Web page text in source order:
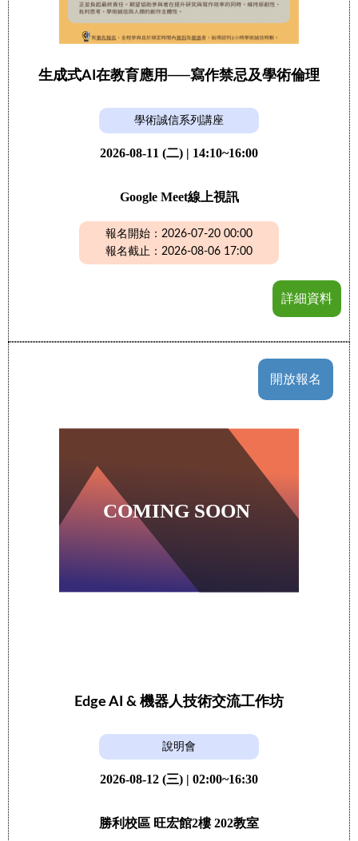
生成式AI在教育應用──寫作禁忌及學術倫理
學術誠信系列講座
2026-08-11 (二) | 14:10~16:00
Google Meet線上視訊
報名開始：2026-07-20 00:00
報名截止：2026-08-06 17:00
詳細資料
開放報名
Edge AI & 機器人技術交流工作坊
說明會
2026-08-12 (三) | 02:00~16:30
勝利校區 旺宏館2樓 202教室